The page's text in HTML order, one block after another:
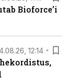
Bioforce’i
12:14